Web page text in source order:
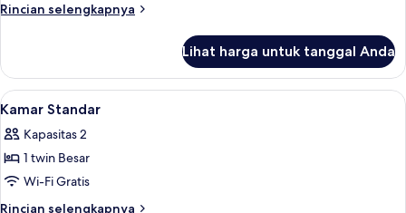
Merokok
Rincian selengkapnya
Rincian
Kamar
Single
Comfort,
Merokok
Lihat harga untuk tanggal Anda
Lihat
semua
foto
untuk
Kamar
Standar
Meja kerja, Wi-Fi gratis, dan seprai
6
Kamar Standar
Kapasitas 2
1 twin Besar
Wi-Fi Gratis
Rincian selengkapnya
Rincian